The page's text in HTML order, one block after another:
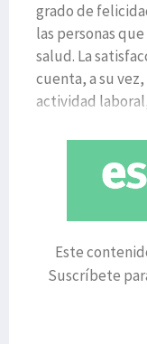
grado de
las personas
salud. La
cuenta, a su
actividad
Este
Suscríbete